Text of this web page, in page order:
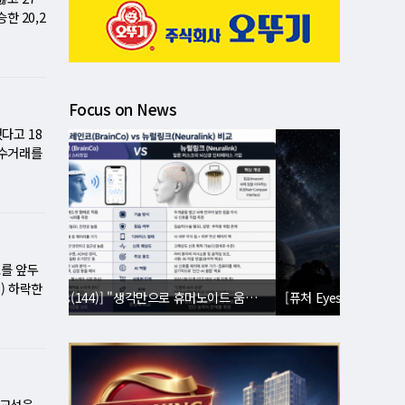
감했
세를 이
했다.
책의
단서
변수
주
더
월 이후
해석
리
타나
. 맥
적 인
했다.
은 총재
'위
었다.
고평
하며
음
압박…
쳤으
미 수
정사
이후 9
전 37.
는 연
대 4
찰 재
실성
텀은
. 기
졌다.
한 20,2
수준
면
나스
이라고
면
날 랠
이
강화
은 타
망 회로
언한
라고
이터
고 18
거래를
퓨팅
. 그
충실한
거래를
감을
앞두
하락한
으며,
표될
Focus on News
[퓨처 Eyes(143)] "별빛도 밤도 지운다"⋯美 '우주 거울' 승인에 과학계 비상